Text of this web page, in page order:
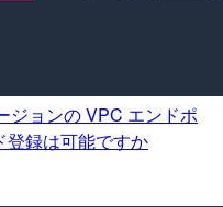
ジョンの VPC エンドポ
登録は可能ですか